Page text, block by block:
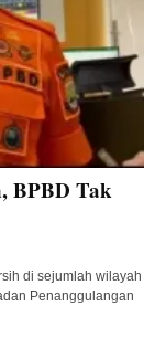
BPBD Tak
di sejumlah wilayah
Penanggulangan